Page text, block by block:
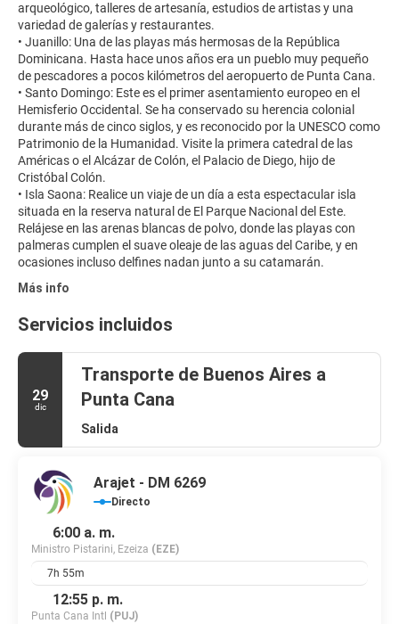
arqueológico, talleres de artesanía, estudios de artistas y una
variedad de galerías y restaurantes.
• Juanillo: Una de las playas más hermosas de la República
Dominicana. Hasta hace unos años era un pueblo muy pequeño
de pescadores a pocos kilómetros del aeropuerto de Punta Cana.
• Santo Domingo: Este es el primer asentamiento europeo en el
Hemisferio Occidental. Se ha conservado su herencia colonial
durante más de cinco siglos, y es reconocido por la UNESCO como
Patrimonio de la Humanidad. Visite la primera catedral de las
Américas o el Alcázar de Colón, el Palacio de Diego, hijo de
Cristóbal Colón.
• Isla Saona: Realice un viaje de un día a esta espectacular isla
situada en la reserva natural de El Parque Nacional del Este.
Relájese en las arenas blancas de polvo, donde las playas con
palmeras cumplen el suave oleaje de las aguas del Caribe, y en
Más info
Servicios incluidos
29
dic
Transporte de Buenos Aires a
Punta Cana
Salida
Arajet - DM 6269
Directo
6:00 a. m.
Ministro Pistarini, Ezeiza (EZE)
7h 55m
12:55 p. m.
Punta Cana Intl (PUJ)